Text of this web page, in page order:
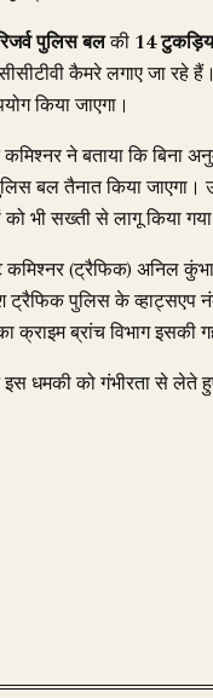
पुलिस बलकी 14
कैमरे लगाए जा रहे
किया जाएगा।
ने बताया कि बिना
बल तैनात किया
को भी सख्ती से लागू किया
कमिश्नर (ट्रैफिक) अनिल
पुलिस के व्हाट्सएप
ब्रांच विभाग इसकी
धमकी को गंभीरता से लेते